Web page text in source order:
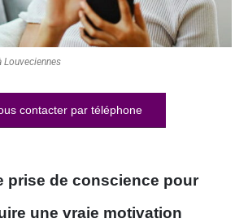
Louveciennes
contacter par téléphone
prise de conscience pour
une vraie motivation